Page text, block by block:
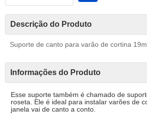
Descrição do Produto
Suporte de canto para varão de cortina
Informações do Produto
Esse suporte também é chamado de
roseta. Ele é ideal para instalar varões de
janela vai de canto a conto.